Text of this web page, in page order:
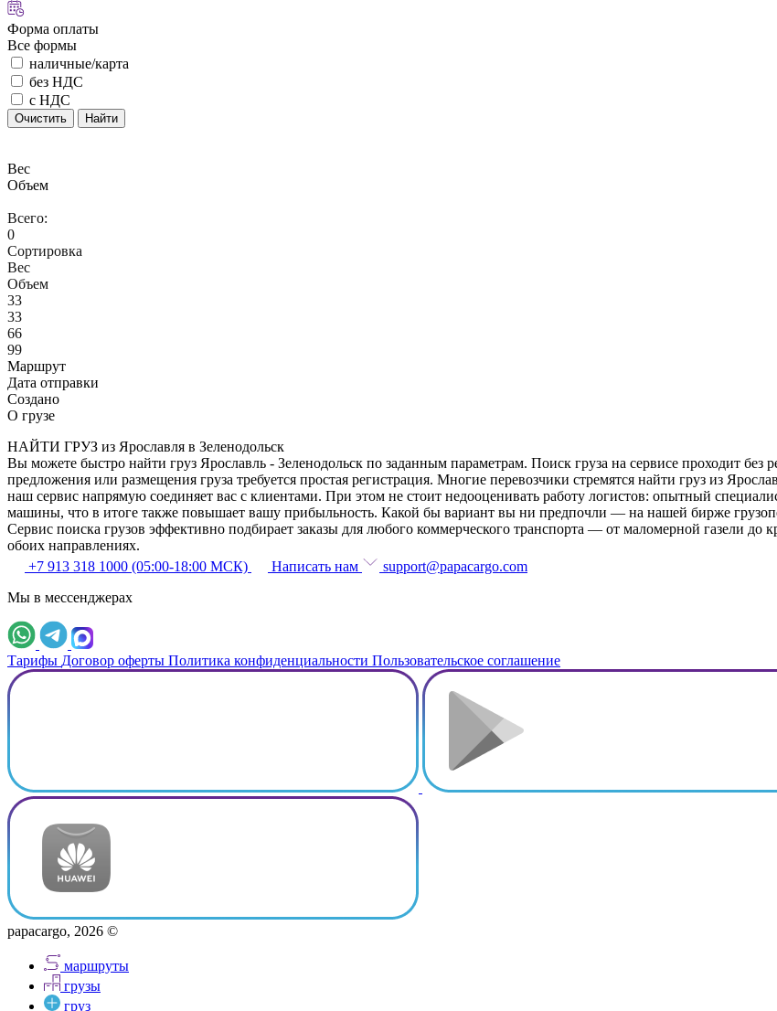
Форма оплаты
Все формы
наличные/карта
без НДС
с НДС
Очистить Найти
Вес
Объем
Всего:
0
Сортировка
Вес
Объем
33
33
66
99
Маршрут
Дата отправки
Создано
О грузе
НАЙТИ ГРУЗ из Ярославля в Зеленодольск
Вы можете быстро найти груз Ярославль - Зеленодольск по заданным параметрам. Поиск груза на сервисе проходит без
предложения или размещения груза требуется простая регистрация. Многие перевозчики стремятся найти груз из
наш сервис напрямую соединяет вас с клиентами. При этом не стоит недооценивать работу логистов: опытный
машины, что в итоге также повышает вашу прибыльность. Какой бы вариант вы ни предпочли — на нашей бирже
Сервис поиска грузов эффективно подбирает заказы для любого коммерческого транспорта — от маломерной газели
обоих направлениях.
+7 913 318 1000 (05:00-18:00 МСК)
Написать нам
support@papacargo.com
Мы в мессенджерах
Тарифы Договор оферты Политика конфиденциальности Пользовательское соглашение
papacargo, 2026 ©
маршруты
грузы
груз